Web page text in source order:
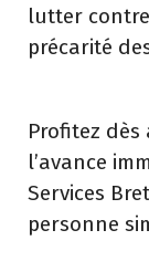
lutter
précarité
Profitez dès
l’avance
Services
personne